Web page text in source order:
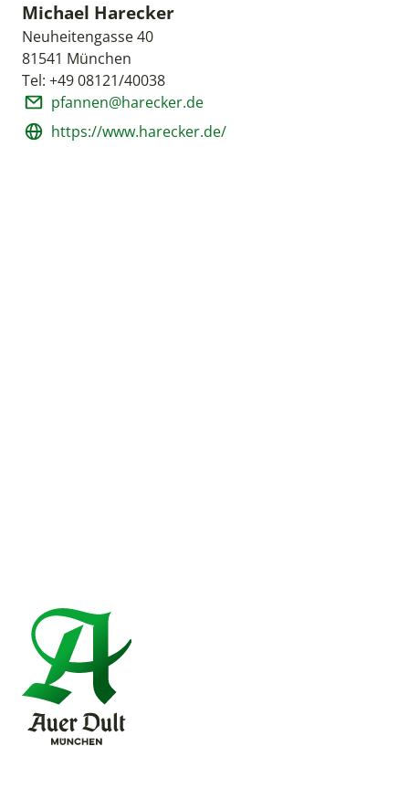
Michael Harecker
Neuheitengasse 40
81541 München
Tel: +49 08121/40038
pfannen@harecker.de
https://www.harecker.de/